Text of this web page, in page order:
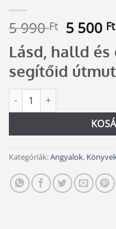
5 990Ft Original
price
was:
5
990 Ft.
5 500 Ft
Lásd, halld
segítőid
Kapcsolatteremtés az
Alternative:
Kategóriák:Angyalok,